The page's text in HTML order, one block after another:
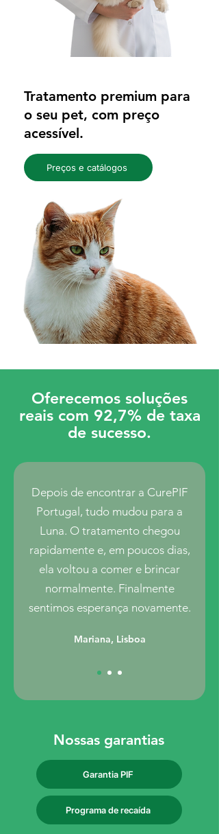
Tratamento premium para
o seu pet, com preço
acessível.
Preços e catálogos
Oferecemos soluções
reais com 92,7% de taxa
de sucesso.
Depois de encontrar a CurePIF
Portugal, tudo mudou para a
Luna. O tratamento chegou
rapidamente e, em poucos dias,
ela voltou a comer e brincar
normalmente. Finalmente
sentimos esperança novamente.
Mariana, Lisboa
Nossas garantias
Garantia PIF
Programa de recaída